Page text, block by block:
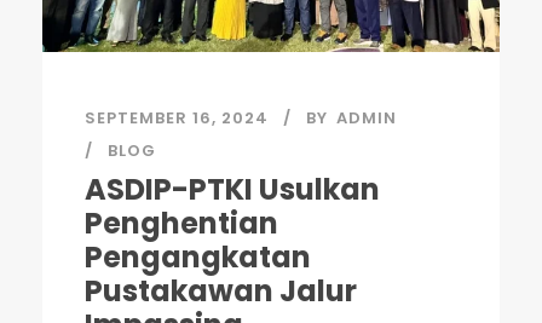
SEPTEMBER 16, 2024 BY ADMIN
BLOG
ASDIP-PTKI Usulkan
Penghentian
Pengangkatan
Pustakawan Jalur